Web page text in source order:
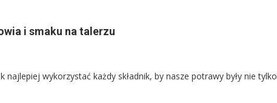
i smaku na talerzu
wykorzystać każdy składnik, by nasze potrawy były nie tylko